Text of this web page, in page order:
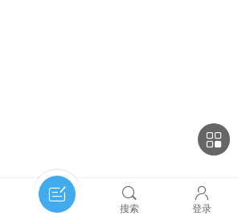
搜索 登录